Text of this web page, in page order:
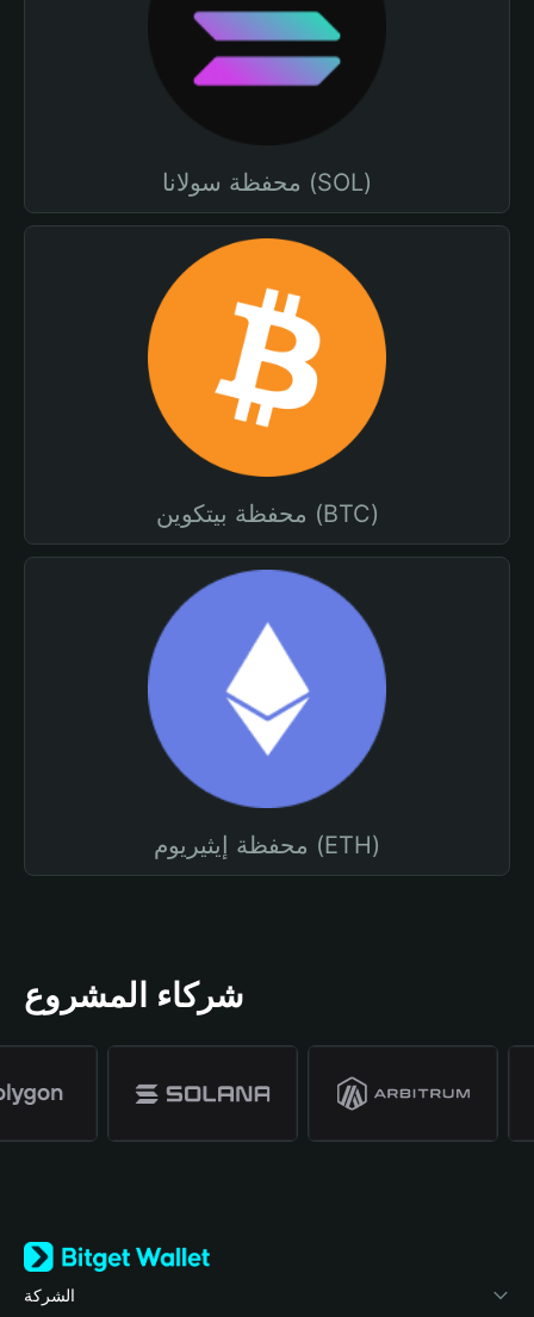
محفظة سولانا (SOL)
محفظة بيتكوين (BTC)
محفظة إيثيريوم (ETH)
شركاء المشروع
الشركة